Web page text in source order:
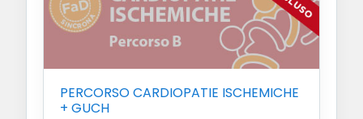
PERCORSO CARDIOPATIE ISCHEMICHE
+ GUCH